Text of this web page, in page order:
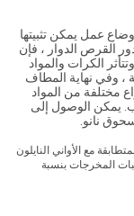
عمل يمكن تثبيتها
القرص الدوار ، فإن
الكرات والمواد
، وفي نهاية المطاف
مختلفة من المواد
يمكن الوصول إلى
مع الأواني النايلون
المخرجات بنسبة